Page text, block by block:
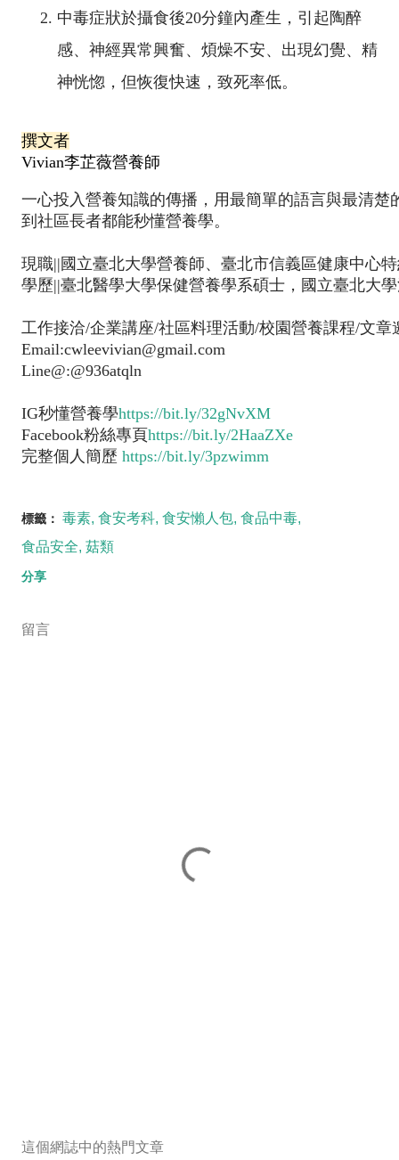
中毒症狀於攝食後20分鐘內產生，引起陶醉
感、神經異常興奮、煩燥不安、出現幻覺、精
神恍惚，但恢復快速，致死率低。
撰文者
Vivian李芷薇營養師
一心投入營養知識的傳播，用最簡單的語言與最清楚
到社區長者都能秒懂營養學。
現職||國立臺北大學營養師、臺北市信義區健康中心
學歷||臺北醫學大學保健營養學系碩士，國立臺北大
工作接洽/企業講座/社區料理活動/校園營養課程/文章
Email:cwleevivian@gmail.com
Line@:@936atqln
IG秒懂營養學https://bit.ly/32gNvXM
Facebook粉絲專頁https://bit.ly/2HaaZXe
完整個人簡歷 https://bit.ly/3pzwimm
標籤： 毒素 食安考科 食安懶人包 食品中毒
食品安全 菇類
分享
留言
這個網誌中的熱門文章